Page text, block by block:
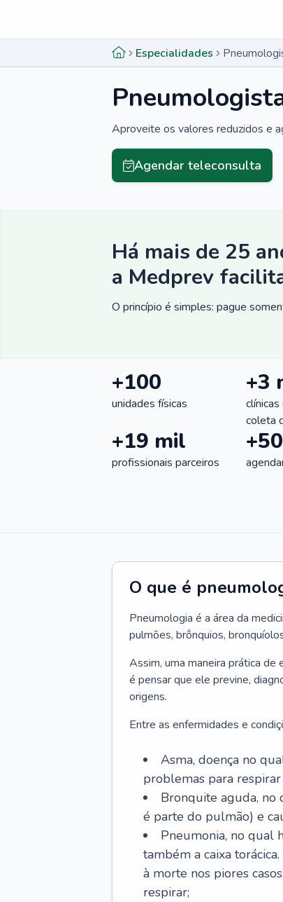
Especialidades
Aproveite os valores reduzidos e
Agendar teleconsulta
Há mais de 25
a Medprev
O princípio é simples: pague
+100
unidades físicas
+3
coleta
+19 mil
profissionais parceiros
O que é
Pneumologia é a área da
pulmões, brônquios,
Assim, uma maneira prática
é pensar que ele previne,
origens.
Entre as enfermidades e
Asma, doença no
problemas para
Bronquite aguda, no
é parte do pulmão) e
Pneumonia, no qual
também a caixa
à morte nos piores
respirar;